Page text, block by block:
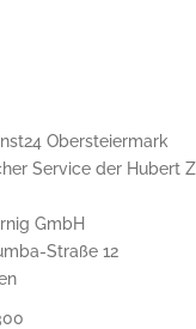
Obersteiermark
Service der Hubert
GmbH
Straße 12